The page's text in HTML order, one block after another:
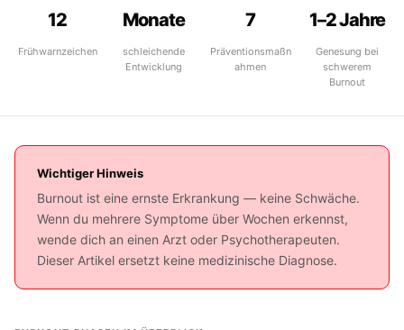
12
Frühwarnzeichen
Monate
schleichende
Entwicklung
7
Präventionsmaßn
ahmen
1–2 Jahre
Genesung bei
schwerem
Burnout
Wichtiger Hinweis
Burnout ist eine ernste Erkrankung — keine Schwäche.
Wenn du mehrere Symptome über Wochen erkennst,
wende dich an einen Arzt oder Psychotherapeuten.
Dieser Artikel ersetzt keine medizinische Diagnose.